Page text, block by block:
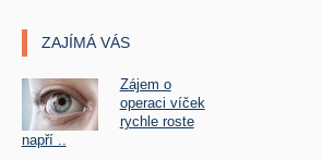
ZAJÍMÁ VÁS
Zájem o
operaci víček
rychle roste
napří ..